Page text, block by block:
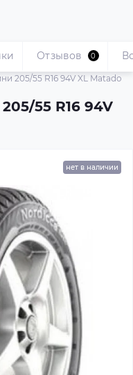
205/55 R16 94V XL Matador
55 R16 94V
Отзывов 0
нет в наличии